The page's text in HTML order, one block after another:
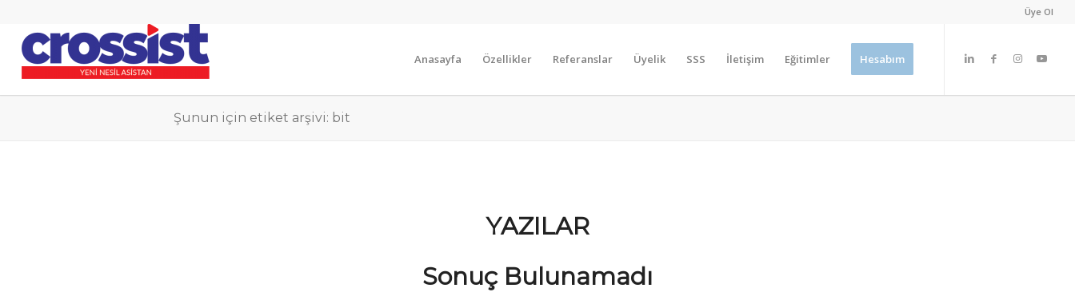
Üye Ol
Anasayfa Özellikler Referanslar Üyelik SSS İletişim Eğitimler Hesabım
Şunun için etiket arşivi: bit
YAZILAR
Sonuç Bulunamadı